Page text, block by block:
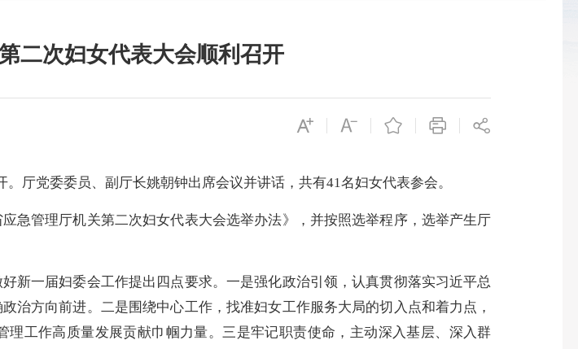
二次妇女代表大会顺利召开
党委委员、副厅长姚朝钟出席会议并讲话，共有41名妇女代表参会。
管理厅机关第二次妇女代表大会选举办法》，并按照选举程序，选举产生厅
一届妇委会工作提出四点要求。一是强化政治引领，认真贯彻落实习近平总
治方向前进。二是围绕中心工作，找准妇女工作服务大局的切入点和着力点，
工作高质量发展贡献巾帼力量。三是牢记职责使命，主动深入基层、深入群